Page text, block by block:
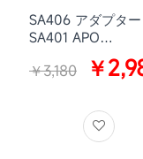
SA406 アダプター
SA401 APO
85/100mm スポッ
ングスコープ用
レンズに対応
￥3,180 ￥